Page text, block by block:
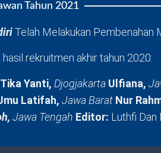
Tahun 2021
Telah Melakukan Pembenahan
rekruitmen akhir tahun 2020:
Tika Yanti, Djogjakarta Ulfiana,
Latifah, Jawa Barat Nur
Jawa Tengah Editor: Luthfi Dan